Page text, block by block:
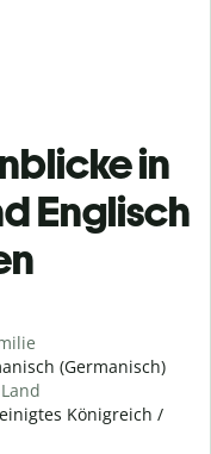
in
Englisch
(Germanisch)
Königreich /